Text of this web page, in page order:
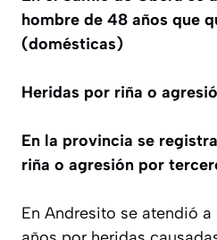
hombre de 48 años que
(domésticas)
Heridas por riña o
En la provincia se
riña o agresión por
En Andresito se atendió a